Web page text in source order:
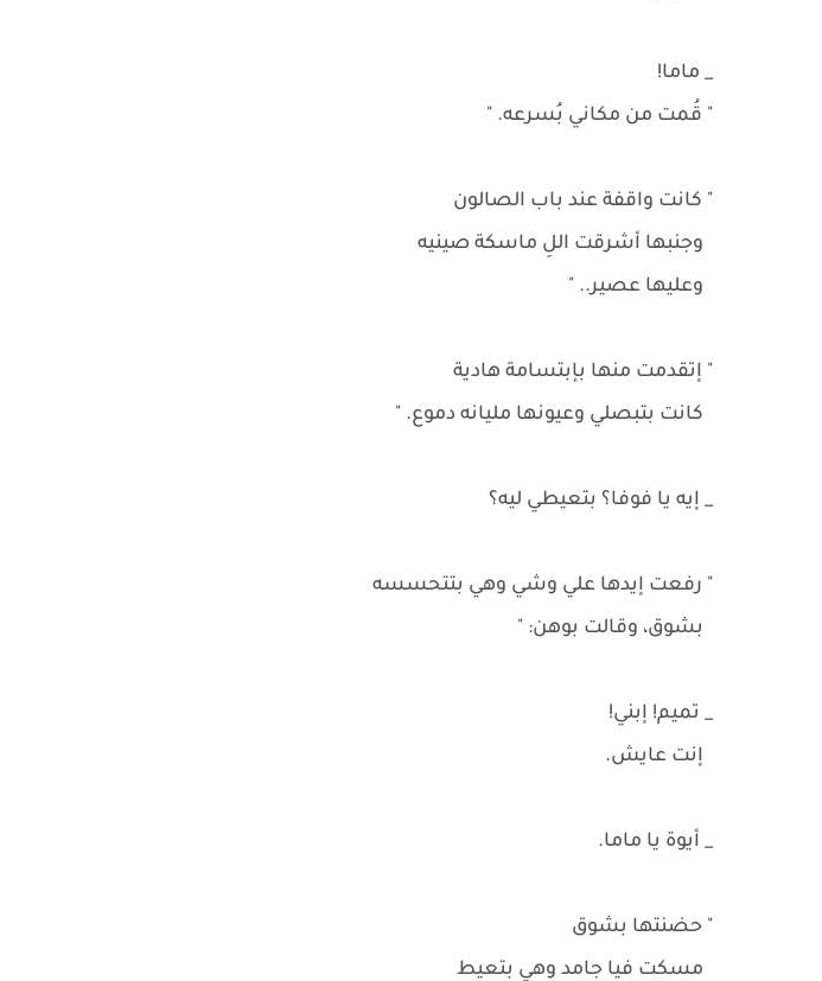
_ ماما!
" قُمت من مكاني بُسرعه. "
" كانت واقفة عند باب الصالون
وجنبها أشرقت اللِ ماسكة صينيه
وعليها عصير.. "
" إتقدمت منها بإبتسامة هادية
كانت بتبصلي وعيونها مليانه دموع. "
_ إيه يا فوفا؟ بتعيطي ليه؟
" رفعت إيدها علي وشي وهي بتتحسسه
بشوق، وقالت بوهن: "
_ تميم! إبني!
إنت عايش.
_ أيوة يا ماما.
" حضنتها بشوق
مسكت فيا جامد وهي بتعيط